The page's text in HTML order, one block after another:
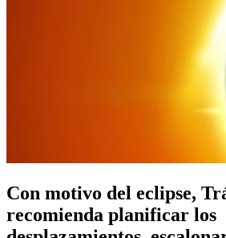
Con motivo del eclipse,
recomienda planificar los